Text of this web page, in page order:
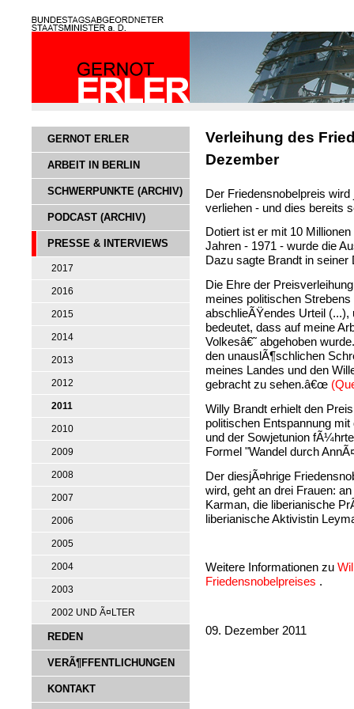
GERNOT ERLER
ARBEIT IN BERLIN
SCHWERPUNKTE (ARCHIV)
PODCAST (ARCHIV)
PRESSE & INTERVIEWS
2017
2016
2015
2014
2013
2012
2011
2010
2009
2008
2007
2006
2005
2004
2003
2002 UND Ã¤LTER
REDEN
VERÃ¶FFENTLICHUNGEN
KONTAKT
Verleihung des
Dezember
Der Friedensnobelpreis
verliehen - und dies bereits
Dotiert ist er mit 10
Jahren - 1971 - wurde die
Dazu sagte Brandt in seiner
Die Ehre der
meines politischen
abschlieÃŸendes Urteil
bedeutet, dass auf meine
Volkesâ€˜ abgehoben
den unauslÃ¶schlichen
meines Landes und den
gebracht zu sehen.â€œ
Willy Brandt erhielt den
politischen Entspannung
und der Sowjetunion
Formel "Wandel durch
Der diesjÃ¤hrige
wird, geht an drei Frauen:
Karman, die liberianische
liberianische Aktivistin
Weitere Informationen zu
Friedensnobelpreises .
09. Dezember 2011